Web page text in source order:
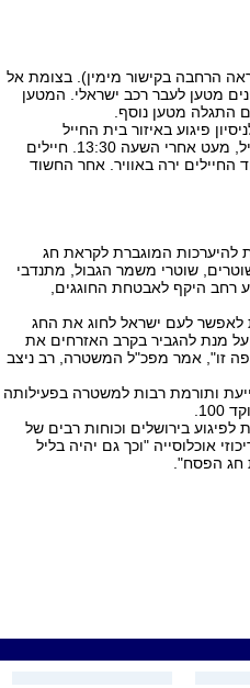
הרחבה בקישור מימין). בצומת אל
מטען לעבר רכב ישראלי. המטען
התגלה מטען נוסף.
פיגוע באיזור בית החייל
בירושלים. אדם חשוד ניסה להיכנס לבית החייל, מעט אחרי השעה 13:30. חיילים
החיילים ירה באוויר. אחר החשוד
המוגברת לקראת חג
שוטרי משמר הגבול, מתנדבי
רחב היקף לאבטחת החוגגים,
לעם ישראל לחוג את החג
מנת להגביר בקרב האזרחים את
זו", אמר מפכ"ל המשטרה, רב ניצב
ותורמת רבות למשטרה בפעילותה
לפיגוע בירושלים וכוחות רבים של
אוכלוסייה "וכך גם יהיה בליל
חג הפסח".